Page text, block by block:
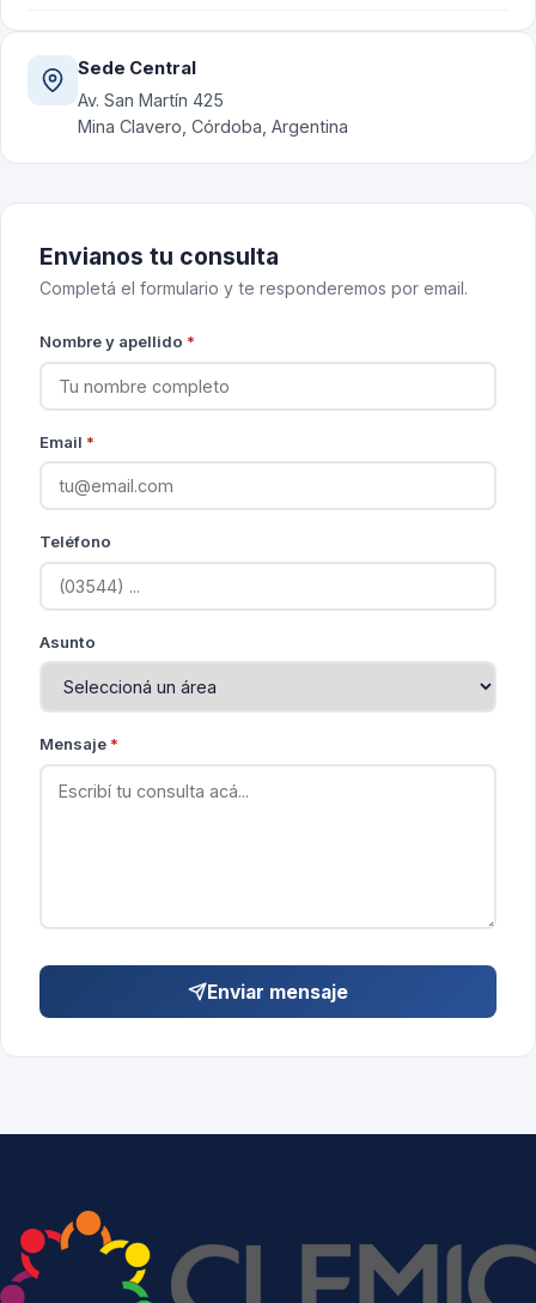
Sede Central
Av. San Martín 425
Mina Clavero, Córdoba, Argentina
Envianos tu consulta
Completá el formulario y te responderemos por email.
Nombre y apellido *
Email *
Teléfono
Asunto
Mensaje *
Enviar mensaje